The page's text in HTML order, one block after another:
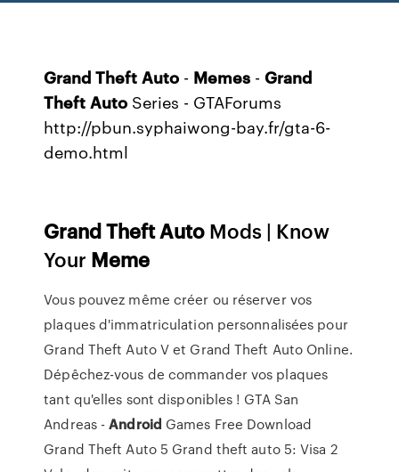
Grand Theft Auto - Memes -Grand
Theft Auto Series - GTAForums
http://pbun.syphaiwong-bay.fr/gta-6-
demo.html
GrandTheftAuto Mods | Know
Your Meme
Vous pouvez même créer ou réserver vos
plaques d'immatriculation personnalisées pour
Grand Theft Auto V et Grand Theft Auto Online.
Dépêchez-vous de commander vos plaques
tant qu'elles sont disponibles ! GTA San
Andreas -Android Games Free Download
Grand Theft Auto 5 Grand theft auto 5: Visa 2